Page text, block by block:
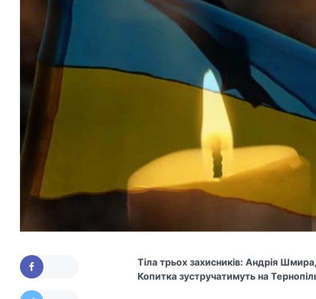
Тіла трьох захисників: Андрія
Копитка зустручатимуть на